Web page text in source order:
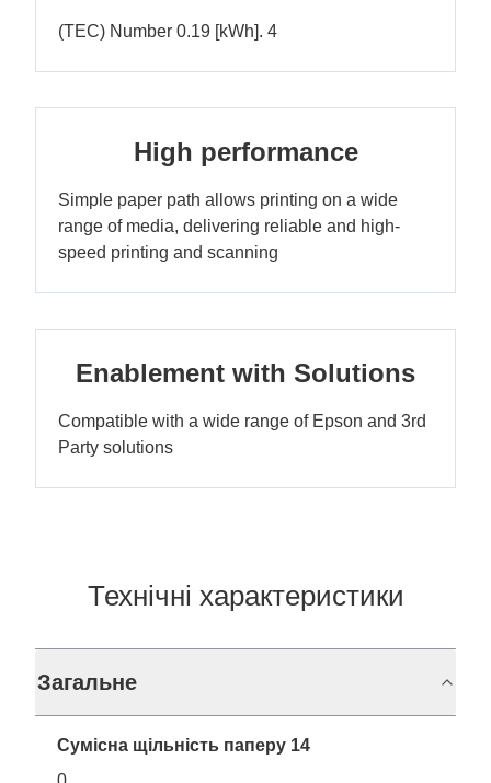
(TEC) Number 0.19 [kWh]. 4
High performance
Simple paper path allows printing on a wide
range of media, delivering reliable and high-
speed printing and scanning
Enablement with Solutions
Compatible with a wide range of Epson and 3rd
Party solutions
Технічні характеристики
Загальне
Сумісна щільність паперу 14